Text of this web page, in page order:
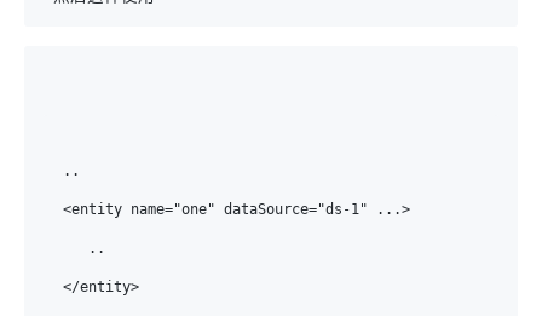
..
<entity name="one" dataSource="ds-1" ...>
   ..
</entity>